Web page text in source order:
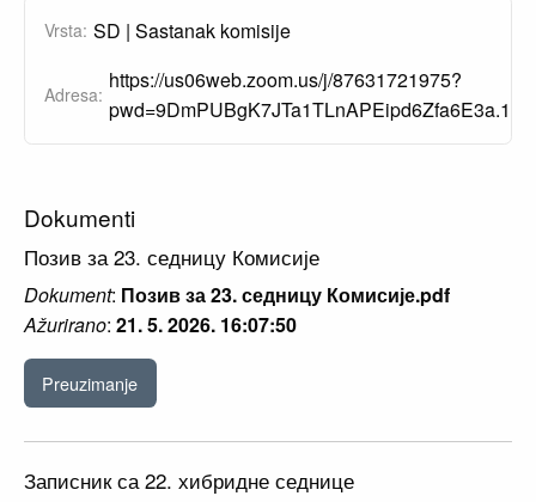
Vrsta: SD | Sastanak komisije
Adresa:
https://us06web.zoom.us/j/87631721975?
pwd=9DmPUBgK7JTa1TLnAPEipd6Zfa6E3a.1
Dokumenti
Позив за 23. седницу Комисије
Dokument: Позив за 23. седницу Комисије.pdf
Ažurirano: 21. 5. 2026. 16:07:50
Preuzimanje
Записник са 22. хибридне седнице